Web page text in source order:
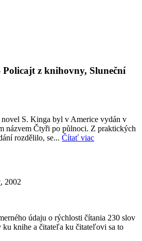
z knihovny, Sluneční
novel S. Kinga byl v Americe vydán v
názvem Čtyři po půlnoci. Z praktických
rozdělilo, se... Čítať viac
, 2002
údaju o rýchlosti čítania 230 slov
ku knihe a čitateľa ku čitateľovi sa to